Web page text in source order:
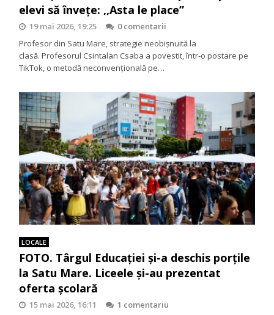
elevi să învețe: ,,Asta le place”
19 mai 2026, 19:25
0 comentarii
Profesor din Satu Mare, strategie neobișnuită la
clasă. Profesorul Csintalan Csaba a povestit, într-o postare pe
TikTok, o metodă neconvențională pe…
LOCALE
FOTO. Târgul Educației și-a deschis porțile
la Satu Mare. Liceele și-au prezentat
oferta școlară
15 mai 2026, 16:11
1 comentariu